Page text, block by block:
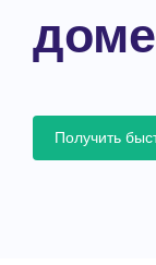
Получить